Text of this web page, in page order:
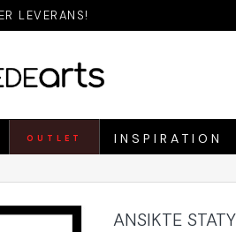
LEVERANS!
OUTLET INSPIRATION
ANSIKTE